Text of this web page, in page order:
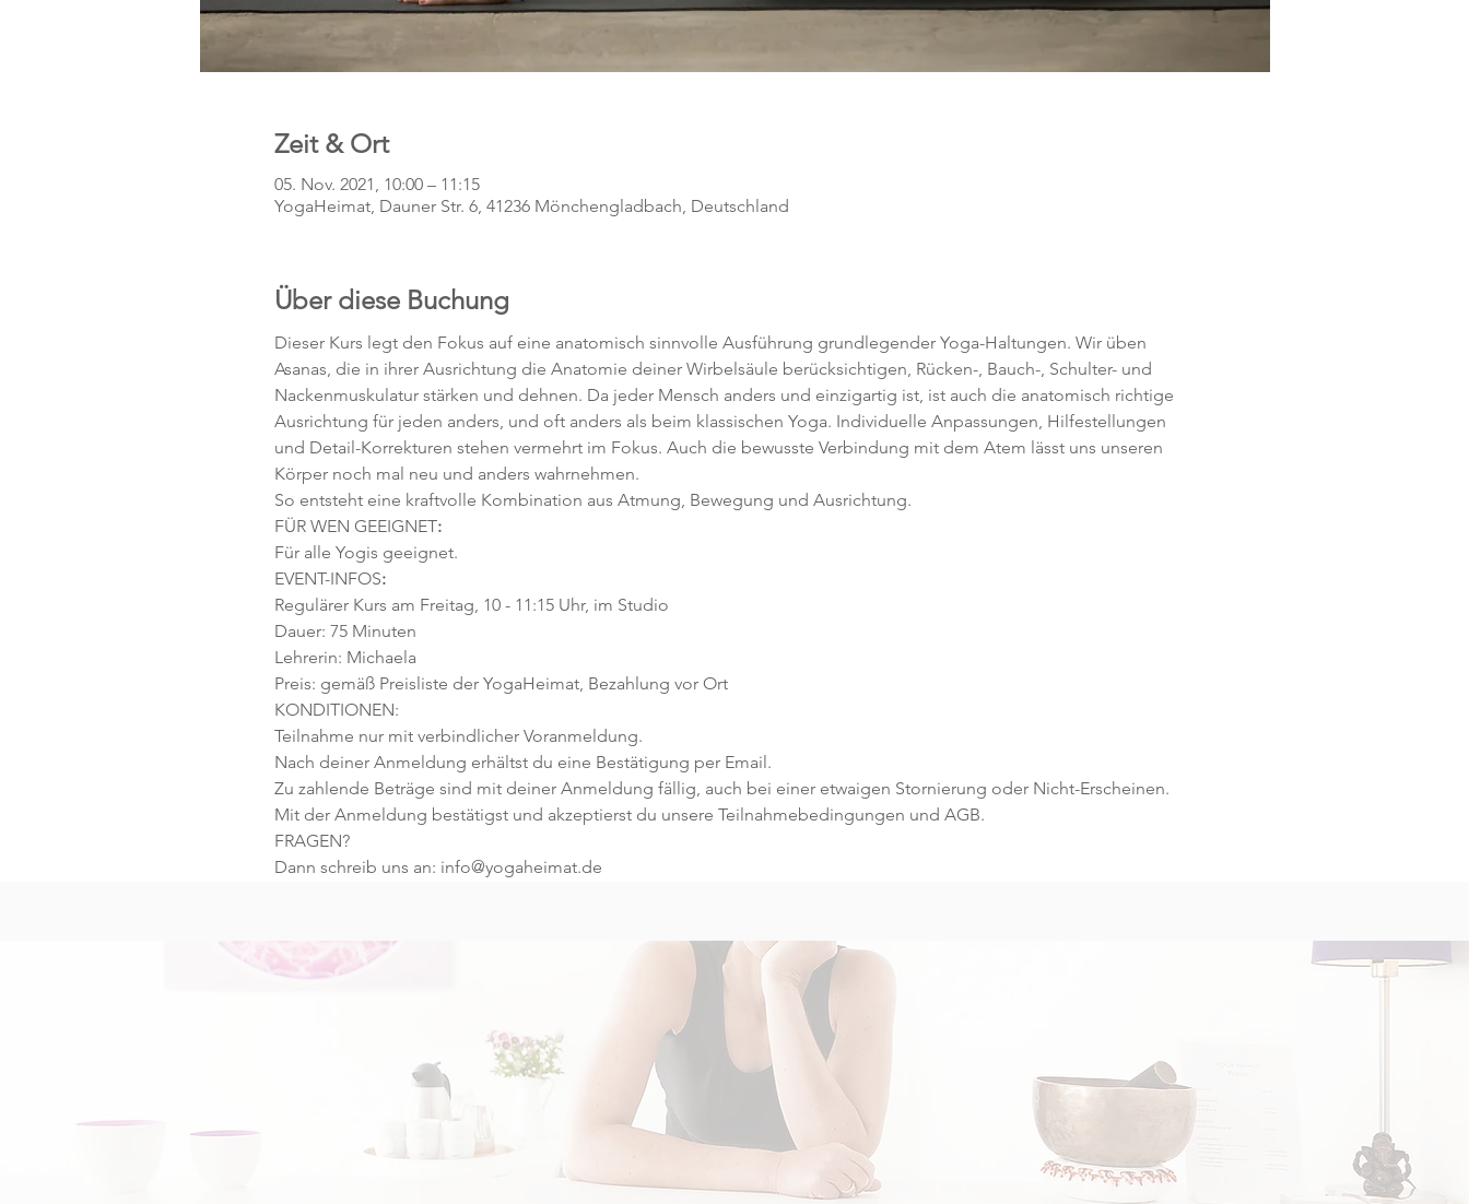
Zeit & Ort
05. Nov. 2021, 10:00 – 11:15
YogaHeimat, Dauner Str. 6, 41236 Mönchengladbach, Deutschland
Über diese Buchung
Dieser Kurs legt den Fokus auf eine anatomisch sinnvolle Ausführung grundlegender Yoga-Haltungen. Wir üben
Asanas, die in ihrer Ausrichtung die Anatomie deiner Wirbelsäule berücksichtigen, Rücken-, Bauch-, Schulter- und
Nackenmuskulatur stärken und dehnen. Da jeder Mensch anders und einzigartig ist, ist auch die anatomisch richtige
Ausrichtung für jeden anders, und oft anders als beim klassischen Yoga. Individuelle Anpassungen, Hilfestellungen
und Detail-Korrekturen stehen vermehrt im Fokus. Auch die bewusste Verbindung mit dem Atem lässt uns unseren
Körper noch mal neu und anders wahrnehmen.
So entsteht eine kraftvolle Kombination aus Atmung, Bewegung und Ausrichtung.
FÜR WEN GEEIGNET:
Für alle Yogis geeignet.
EVENT-INFOS:
Regulärer Kurs am Freitag, 10 - 11:15 Uhr, im Studio
Dauer: 75 Minuten
Lehrerin: Michaela
Preis: gemäß Preisliste der YogaHeimat, Bezahlung vor Ort
KONDITIONEN:
Teilnahme nur mit verbindlicher Voranmeldung.
Nach deiner Anmeldung erhältst du eine Bestätigung per Email.
Zu zahlende Beträge sind mit deiner Anmeldung fällig, auch bei einer etwaigen Stornierung oder Nicht-Erscheinen.
Mit der Anmeldung bestätigst und akzeptierst du unsere Teilnahmebedingungen und AGB.
FRAGEN?
Dann schreib uns an: info@yogaheimat.de